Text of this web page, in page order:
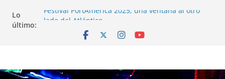
Lo
último:
Festival PortAmérica 2025, una ventana al otro
lado del Atlántico
El Atlantic Fest 2025 propone un menú musical
Entrevista a RUMIA